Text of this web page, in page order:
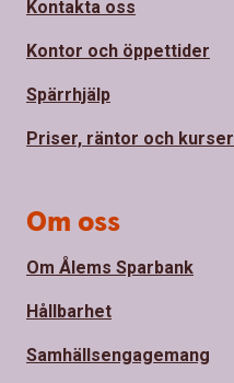
Kontakta oss
Kontor och öppettider
Spärrhjälp
Priser, räntor och kurser
Om oss
Om Ålems Sparbank
Hållbarhet
Samhällsengagemang